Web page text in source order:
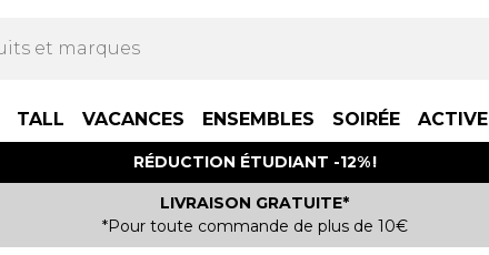
TALL VACANCES ENSEMBLES SOIRÉE ACTIVE
RÉDUCTION ÉTUDIANT -12% !
LIVRAISON GRATUITE*
*Pour toute commande de plus de 10€